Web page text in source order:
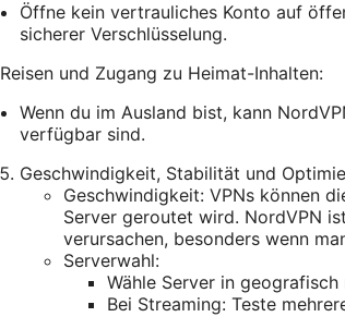
Öffne kein vertrauliches Konto auf
sicherer Verschlüsselung.
Reisen und Zugang zu Heimat-Inhalten:
Wenn du im Ausland bist, kann
verfügbar sind.
Geschwindigkeit, Stabilität und
Geschwindigkeit: VPNs können
Server geroutet wird. NordVPN
verursachen, besonders wenn
Serverwahl:
Wähle Server in
Bei Streaming: Teste